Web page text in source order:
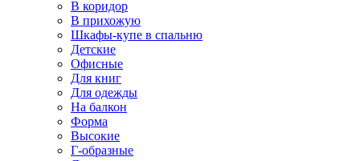
В коридор
В прихожую
Шкафы-купе в спальню
Детские
Офисные
Для книг
Для одежды
На балкон
Форма
Высокие
Г-образные